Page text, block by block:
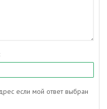
если мой ответ выбран